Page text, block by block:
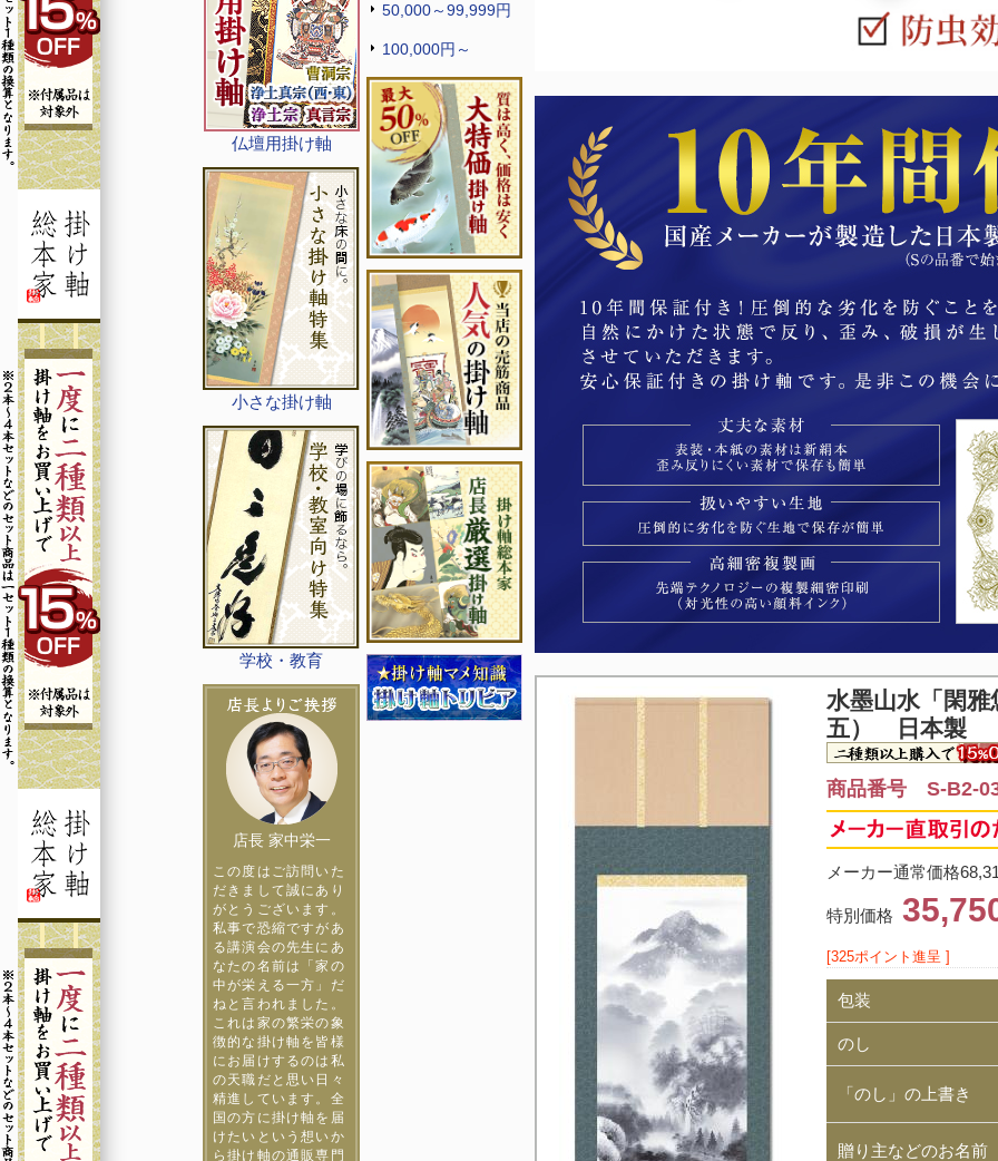
仏壇用掛け軸
小さな掛け軸
学校・教育
店長 家中栄一
この度はご訪問いた
だきまして誠にあり
がとうございます。
私事で恐縮ですがあ
る講演会の先生にあ
なたの名前は「家の
中が栄える一方」だ
ねと言われました。
これは家の繁栄の象
徴的な掛け軸を皆様
にお届けするのは私
の天職だと思い日々
精進しています。全
国の方に掛け軸を届
けたいという想いか
ら掛け軸の通販専門
50,000～99,999円
100,000円～
水墨山水「閑
五） 日本製
商品番号 S-B2-
メーカー通常価格
特別価格
[325ポイント進呈 ]
包装
のし
「のし」の上書き
贈り主などのお名前